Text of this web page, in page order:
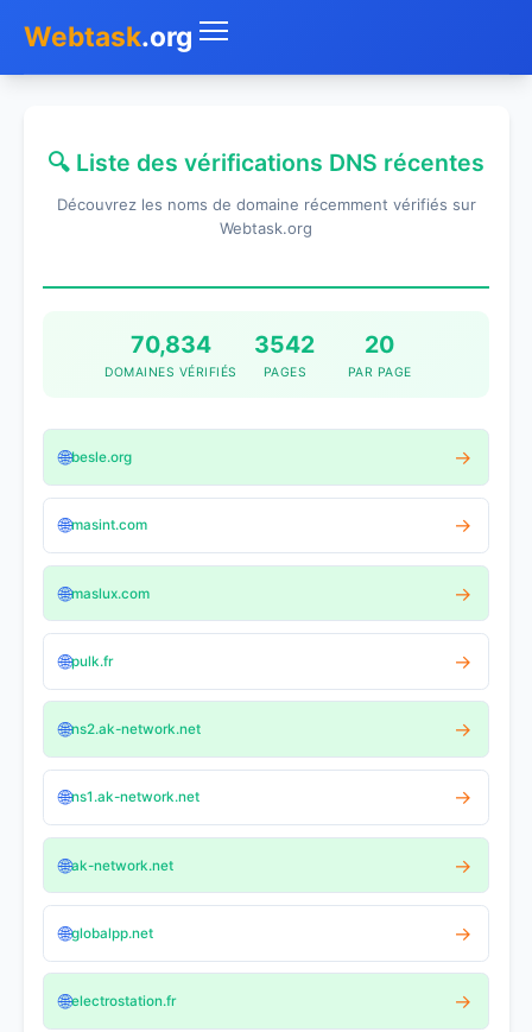
Webtask.org
Whois
SMS Gratuit
🔍 Liste des vérifications DNS récentes
Découvrez les noms de domaine récemment vérifiés sur
Webtask.org
70,834
DOMAINES VÉRIFIÉS
3542
PAGES
20
PAR PAGE
🌐besle.org →
🌐masint.com →
🌐maslux.com →
🌐pulk.fr →
🌐ns2.ak-network.net →
🌐ns1.ak-network.net →
🌐ak-network.net →
🌐globalpp.net →
🌐electrostation.fr →